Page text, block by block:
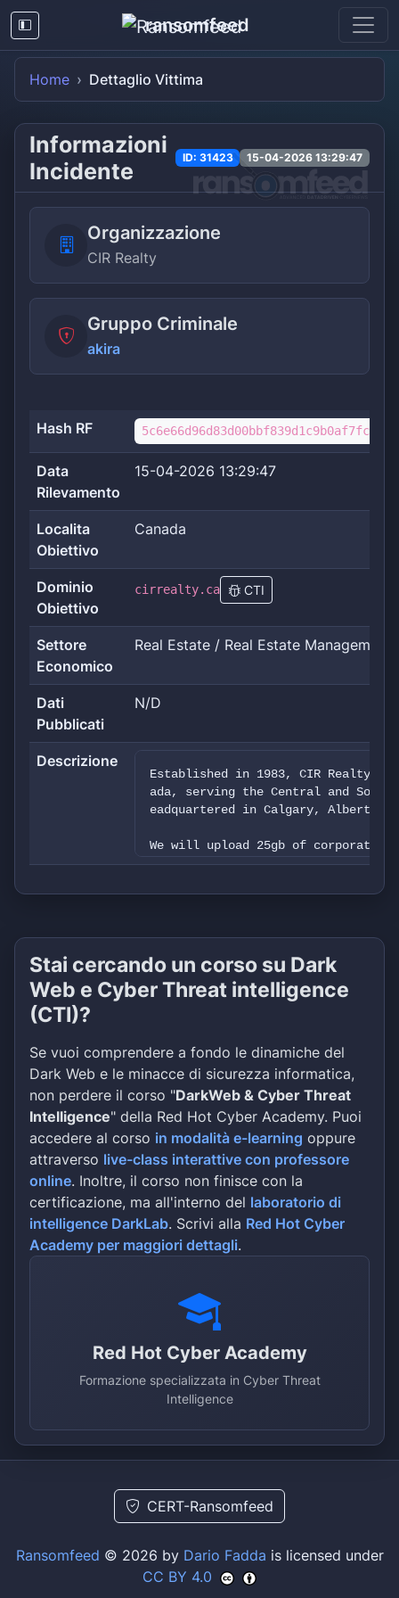
ransomfeed
Home Dettaglio Vittima
Informazioni
Incidente
ID: 31423 15-04-2026 13:29:47
Organizzazione
CIR Realty
Gruppo Criminale
akira
Hash RF
Data
Rilevamento
15-04-2026 13:29:47
Localita
Obiettivo
Canada
Dominio
Obiettivo
cirrealty.ca CTI
Settore
Economico
Real Estate / Real Estate Management
Dati
Pubblicati
N/D
Descrizione
Established in 1983, CIR Realty
ada, serving the Central and
eadquartered in Calgary, Alberta.
We will upload 25gb of corporate
a of employees (names, emails,
es, phones, payment detailed,
jects, NDA, internal confidential
Stai cercando un corso su Dark
Web e Cyber Threat intelligence
(CTI)?
Se vuoi comprendere a fondo le dinamiche del
Dark Web e le minacce di sicurezza informatica,
non perdere il corso "DarkWeb & Cyber Threat
Intelligence" della Red Hot Cyber Academy. Puoi
accedere al corso in modalità e-learning oppure
attraverso live-class interattive con professore
online. Inoltre, il corso non finisce con la
certificazione, ma all'interno del laboratorio di
intelligence DarkLab. Scrivi alla Red Hot Cyber
Academy per maggiori dettagli.
Red Hot Cyber Academy
Formazione specializzata in Cyber Threat
Intelligence
CERT-Ransomfeed
Ransomfeed © 2026 by Dario Fadda is licensed under
CC BY 4.0